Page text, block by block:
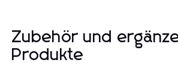
Zubehör und
Produkte